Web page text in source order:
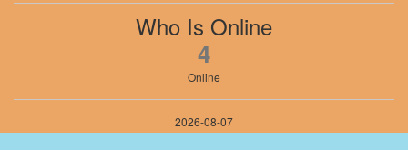
Who Is Online
4
Online
2026-08-07